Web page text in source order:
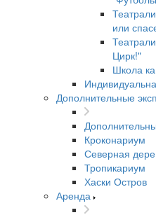
или
Цирк!"
Школа
Дополнительные
Кроконариум
Северная
Тропикариум
Хаски Остров
Аренда